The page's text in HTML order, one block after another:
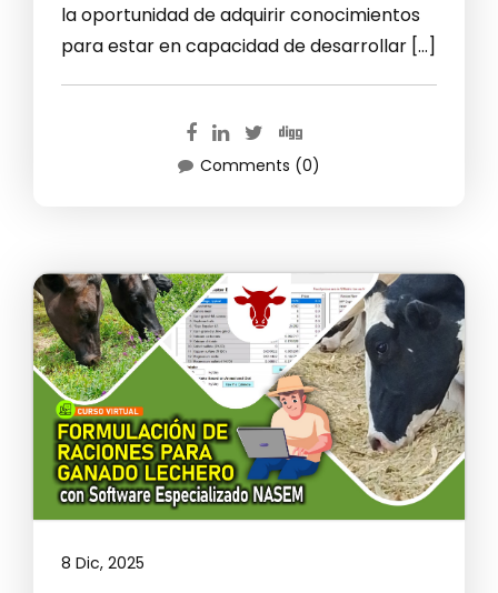
la oportunidad de adquirir conocimientos
para estar en capacidad de desarrollar […]
Comments (0)
8 Dic, 2025